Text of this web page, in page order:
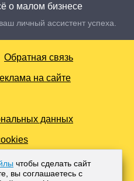
о малом бизнесе
личный ассистент успеха.
Обратная связь
на сайте
данных
Для лиц старше 18 лет.
и тиражирование в сети
чтобы сделать сайт
вы соглашаетесь с